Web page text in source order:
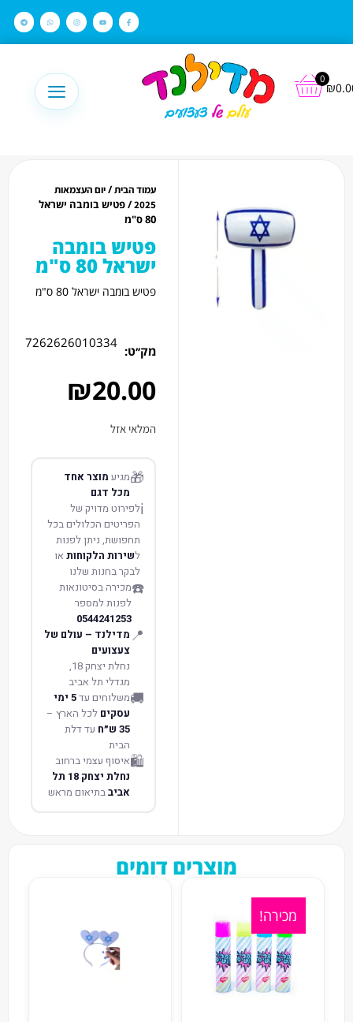
₪
0
עמוד הבית/יום העצמאות
2025/ פטיש בומבה ישראל
80 ס"מ
פטיש בומבה
ישראל 80 ס"מ
פטיש בומבה ישראל 80 ס"מ
מק׳׳ט:
7262626010334
₪20.00
המלאי אזל
🎁מגיע מוצר אחד
מכל דגם
ℹ️לפירוט מדויק של
הפריטים הכלולים בכל
תחפושת, ניתן לפנות
לשירות הלקוחות או
לבקר בחנות שלנו
☎️מכירה בסיטונאות
לפנות למספר
0544241253
📍 מדילנד – עולם של
צעצועים
נחלת יצחק 18,
מגדלי תל אביב
🚚משלוחים עד 5 ימי
עסקים לכל הארץ –
35 ש״ח
עד דלת
הבית
🛍️איסוף עצמי ברחוב
נחלת יצחק 18 תל
אביבבתיאום מראש
מוצרים דומים
מכירה!